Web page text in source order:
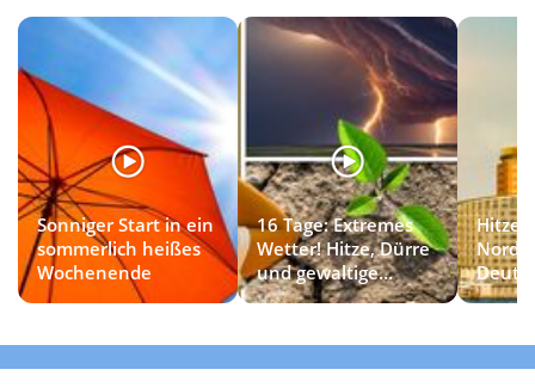
Sonniger Start in ein
sommerlich heißes
Wochenende
16 Tage: Extremes
Wetter! Hitze, Dürre
und gewaltige
Gewitter